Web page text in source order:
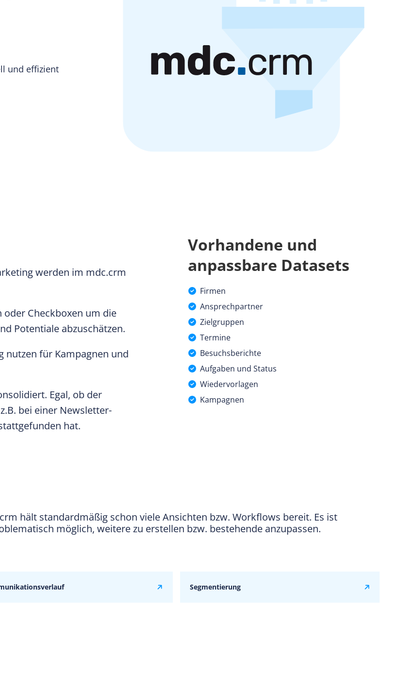
und effizient
werden im mdc.crm
Checkboxen um die
Potentiale abzuschätzen.
nutzen für Kampagnen und
Egal, ob der
bei einer Newsletter-
hat.
Vorhandene und
anpassbare Datasets
Firmen
Ansprechpartner
Zielgruppen
Termine
Besuchsberichte
Aufgaben und Status
Wiedervorlagen
Kampagnen
hält standardmäßig schon viele Ansichten bzw. Workflows bereit. Es ist
möglich, weitere zu erstellen bzw. bestehende anzupassen.
Segmentierung